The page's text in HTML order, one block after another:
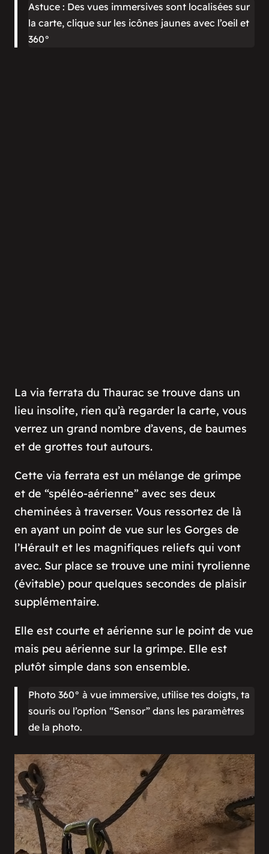
Astuce : Des vues immersives sont localisées sur
la carte, clique sur les icônes jaunes avec l’oeil et
360°
La via ferrata du Thaurac se trouve dans un
lieu insolite, rien qu’à regarder la carte, vous
verrez un grand nombre d’avens, de baumes
et de grottes tout autours.
Cette via ferrata est un mélange de grimpe
et de “spéléo-aérienne” avec ses deux
cheminées à traverser. Vous ressortez de là
en ayant un point de vue sur les Gorges de
l’Hérault et les magnifiques reliefs qui vont
avec. Sur place se trouve une mini tyrolienne
(évitable) pour quelques secondes de plaisir
supplémentaire.
Elle est courte et aérienne sur le point de vue
mais peu aérienne sur la grimpe. Elle est
plutôt simple dans son ensemble.
Photo 360° à vue immersive, utilise tes doigts, ta
souris ou l’option “Sensor” dans les paramètres
de la photo.